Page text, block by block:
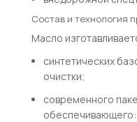
Состав и технология
Масло
синтетических
очистки;
современного
обеспечивающего: